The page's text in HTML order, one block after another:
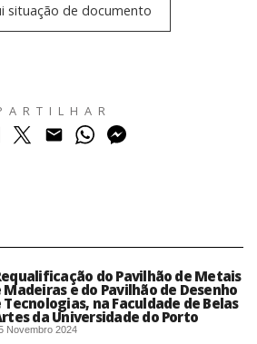
situação de documento
do Pavilhão de Metais
Madeiras e do Pavilhão de Desenho
Tecnologias, na Faculdade de Belas
da Universidade do Porto
Novembro 2024